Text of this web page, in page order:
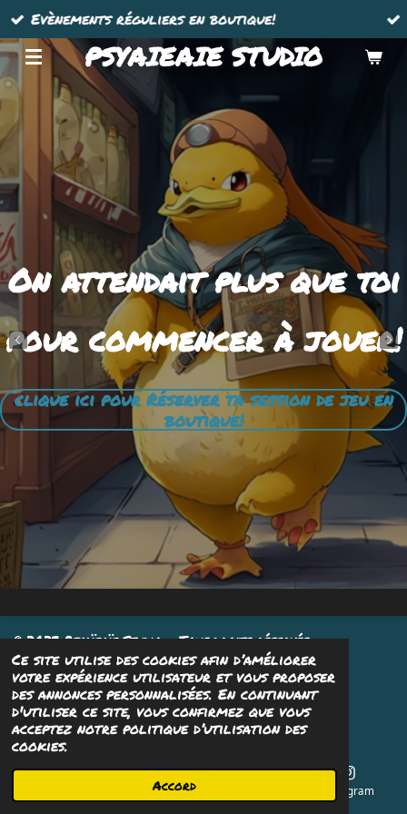
Ce site utilise des cookies afin d’améliorer
votre expérience utilisateur et vous proposer
des annonces personnalisées. En continuant
d'utiliser ce site, vous confirmez que vous
acceptez notre politique d’utilisation des
cookies.
Accord
Passer
au
contenu
principal
PSYAIEAIE STUDIO
Ton professionnel JDS - TCG de
On attendait plus que toi
pour commencer à jouer!
clique ici pour Réserver ta session de jeu en
boutique!
© 2023 Psyaïeaïe Studio - Tous droits réservés
Propulsé parWebador
Téléphone Instagram